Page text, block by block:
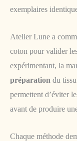
exemplaires
Atelier Lune a
coton pour valider
expérimentant, la
préparation du
permettent d’éviter
avant de produire
Chaque méthode